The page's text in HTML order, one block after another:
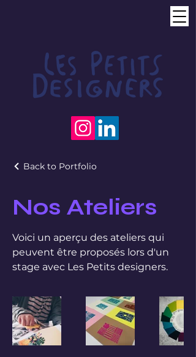
Back to Portfolio
Nos Ateliers
Voici un aperçu des ateliers qui
peuvent être proposés lors d'un
stage avec Les Petits designers.